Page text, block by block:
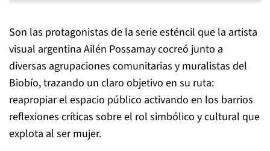
Son las protagonistas de la serie esténcil que la artista
visual argentina Ailén Possamay cocreó junto a
diversas agrupaciones comunitarias y muralistas del
Biobío, trazando un claro objetivo en su ruta:
reapropiar el espacio público activando en los barrios
reflexiones críticas sobre el rol simbólico y cultural que
explota al ser mujer.